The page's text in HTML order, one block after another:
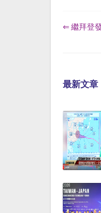
⇐ 繼拜登
最新文章